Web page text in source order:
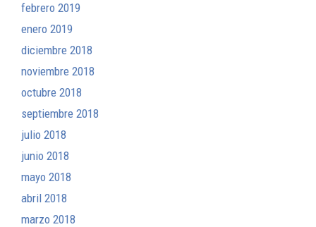
febrero 2019
enero 2019
diciembre 2018
noviembre 2018
octubre 2018
septiembre 2018
julio 2018
junio 2018
mayo 2018
abril 2018
marzo 2018